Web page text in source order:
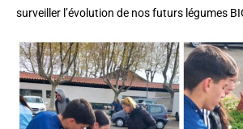
surveiller l’évolution de nos futurs légumes